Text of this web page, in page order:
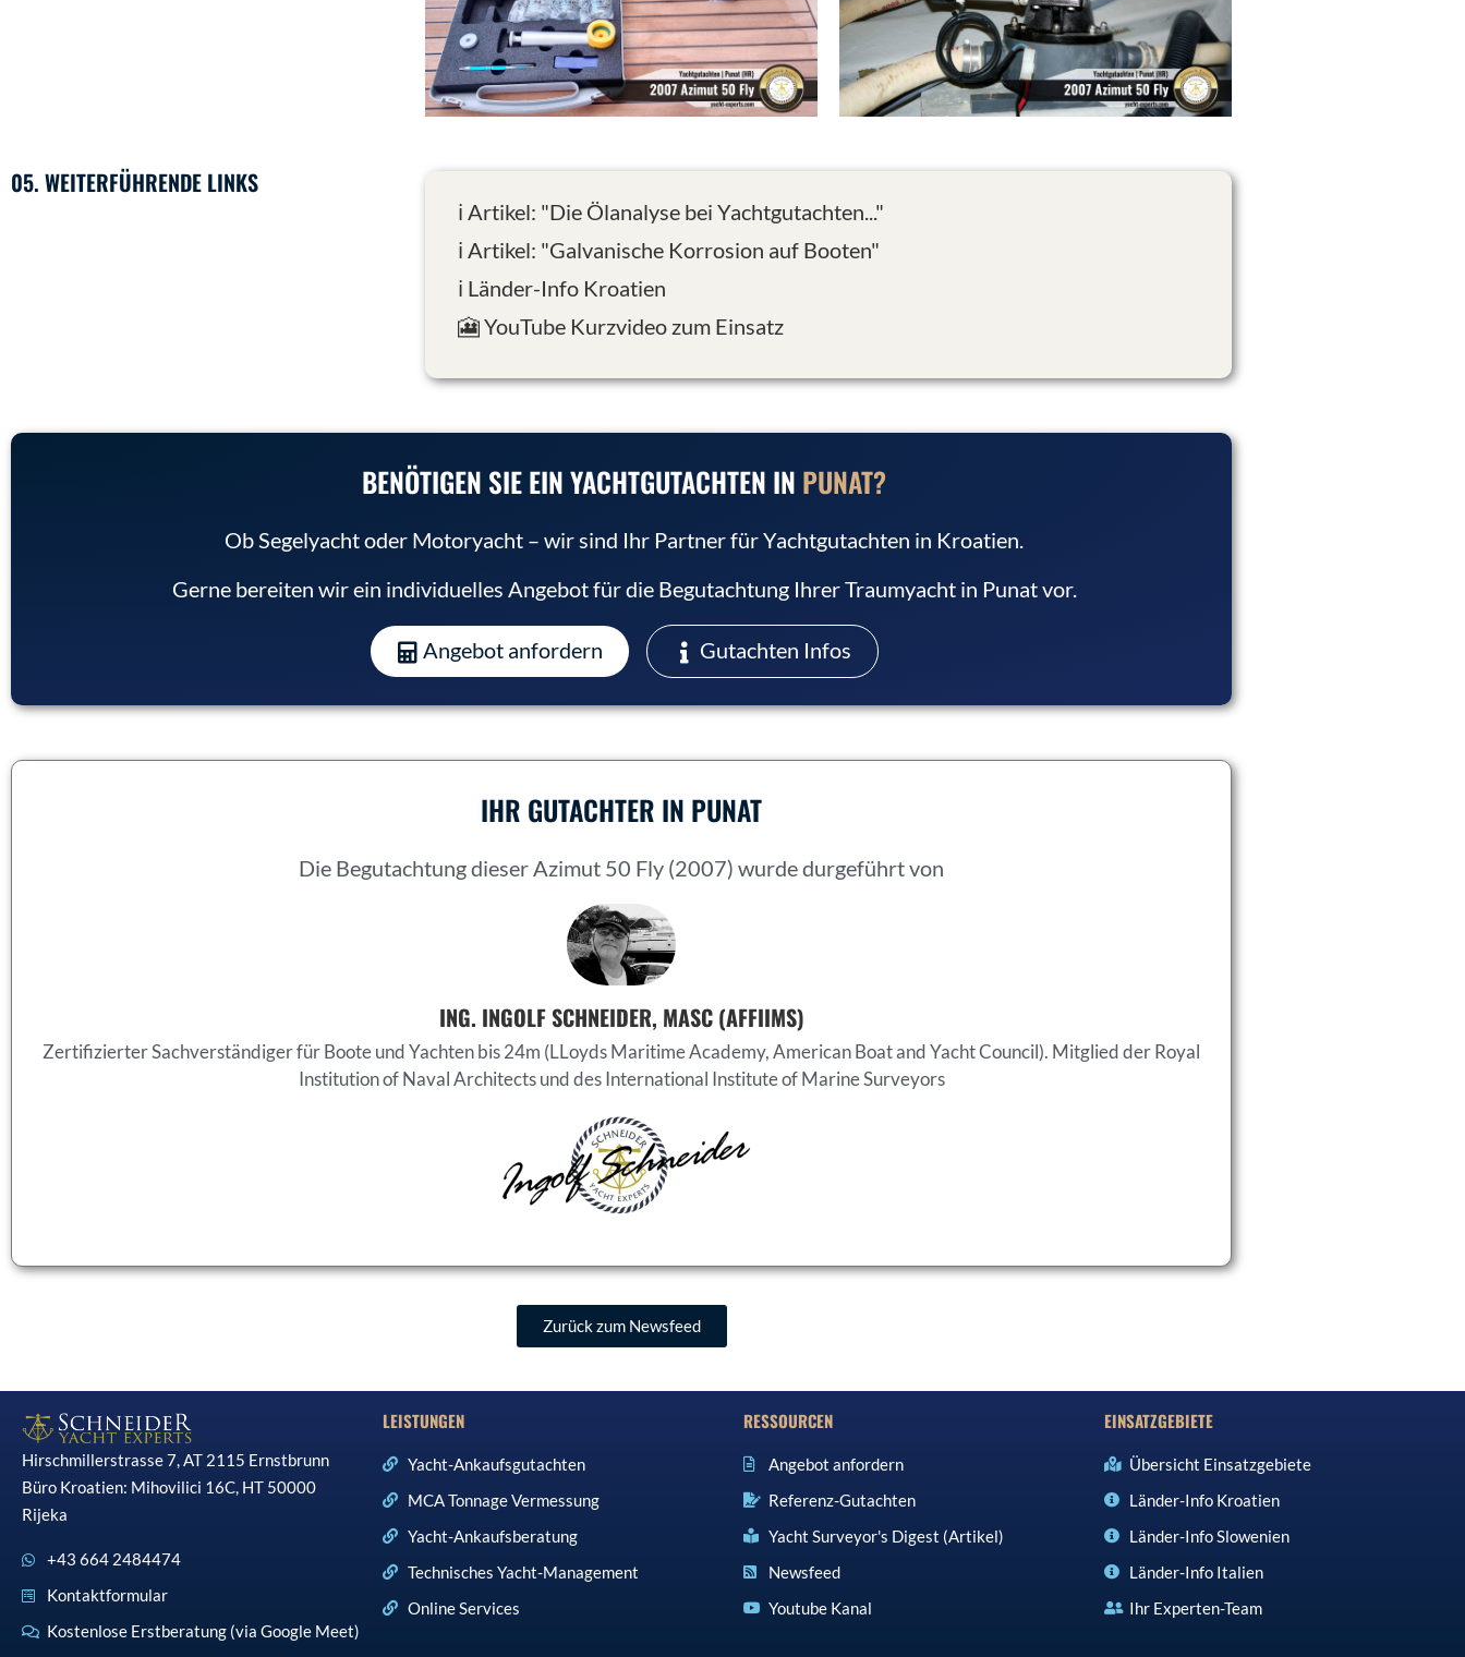
05. WEITERFÜHRENDE LINKS
ℹ️ Artikel: "Die Ölanalyse bei Yachtgutachten..."
ℹ️ Artikel: "Galvanische Korrosion auf Booten"
ℹ️ Länder-Info Kroatien
🎦 YouTube Kurzvideo zum Einsatz
BENÖTIGEN SIE EIN YACHTGUTACHTEN IN PUNAT?
Ob Segelyacht oder Motoryacht – wir sind Ihr Partner für Yachtgutachten in Kroatien.
Gerne bereiten wir ein individuelles Angebot für die Begutachtung Ihrer Traumyacht in Punat vor.
Angebot anfordern Gutachten Infos
IHR GUTACHTER IN PUNAT
Die Begutachtung dieser Azimut 50 Fly (2007) wurde durgeführt von
ING. INGOLF SCHNEIDER, MASC (AFFIIMS)
Zertifizierter Sachverständiger für Boote und Yachten bis 24m (LLoyds Maritime Academy, American Boat and Yacht Council). Mitglied der Royal
Institution of Naval Architects und des International Institute of Marine Surveyors
Zurück zum Newsfeed
Hirschmillerstrasse 7, AT 2115 Ernstbrunn
Büro Kroatien: Mihovilici 16C, HT 50000
Rijeka
+43 664 2484474
Kontaktformular
Kostenlose Erstberatung (via Google Meet)
LEISTUNGEN
Yacht-Ankaufsgutachten
MCA Tonnage Vermessung
Yacht-Ankaufsberatung
Technisches Yacht-Management
Online Services
RESSOURCEN
Angebot anfordern
Referenz-Gutachten
Yacht Surveyor's Digest (Artikel)
Newsfeed
Youtube Kanal
EINSATZGEBIETE
Übersicht Einsatzgebiete
Länder-Info Kroatien
Länder-Info Slowenien
Länder-Info Italien
Ihr Experten-Team